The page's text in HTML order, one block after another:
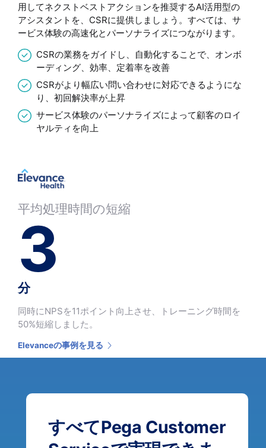
用してネクストベストアクションを推奨するAI活用型の
アシスタントを、CSRに提供しましょう。すべては、サ
ービス体験の高速化とパーソナライズにつながります。
CSRの業務をガイドし、自動化することで、オンボ
ーディング、効率、定着率を改善
CSRがより幅広い問い合わせに対応できるようにな
り、初回解決率が上昇
サービス体験のパーソナライズによって顧客のロイ
ヤルティを向上
平均処理時間の短縮
3
分
同時にNPSを11ポイント向上させ、トレーニング時間を
50%短縮しました。
Elevanceの事例を見る
すべてPega Customer